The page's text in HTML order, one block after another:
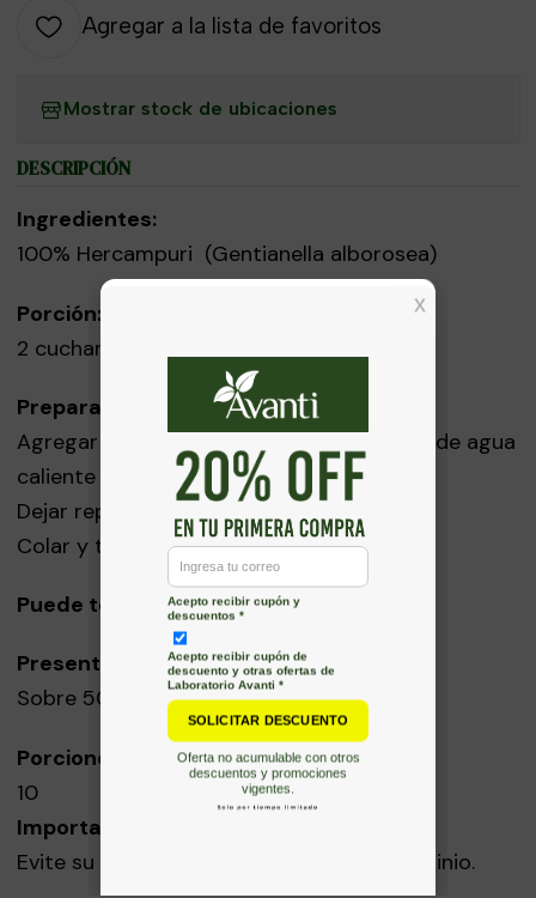
Agregar a la lista de favoritos
Mostrar stock de ubicaciones
DESCRIPCIÓN
Ingredientes:
100% Hercampuri (Gentianella alborosea)
Porción:
2 cucharadas (5g)
Preparación:
Agregar 1 puñado (2 cucharadas) a 1 taza de agua
caliente y hervir por 3 minutos.
Dejar reposar por 2 minutos.
Colar y tomar.
Puede tomarse antes de las comidas.
Presentación:
Sobre 50g
Porciones por envase:
10
Importante:
Evite su preparación en utensilios de aluminio.